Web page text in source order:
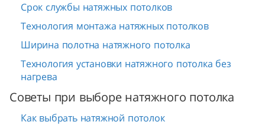
Срок службы натяжных потолков
Технология монтажа натяжных потолков
Ширина полотна натяжного потолка
Технология установки натяжного потолка без
нагрева
Советы при выборе натяжного потолка
Как выбрать натяжной потолок